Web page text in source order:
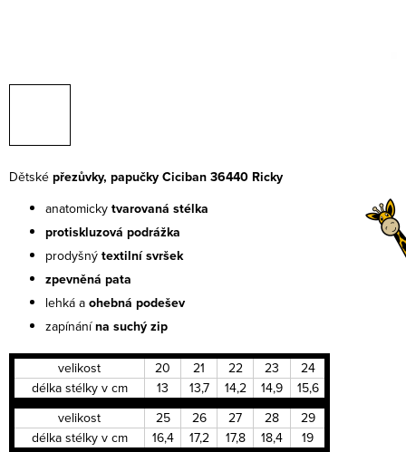
Dětské přezůvky, papučky Ciciban 36440 Ricky
anatomicky tvarovaná stélka
protiskluzová podrážka
prodyšný textilní svršek
zpevněná pata
lehká a ohebná podešev
zapínánína suchý zip
velikost 20 21 22 23
24
délka stélky v cm
13 13,7 14,2 14,9
15,6
velikost
25 26 27 28
29
délka stélky v cm
16,4 17,2 17,8 18,4
19